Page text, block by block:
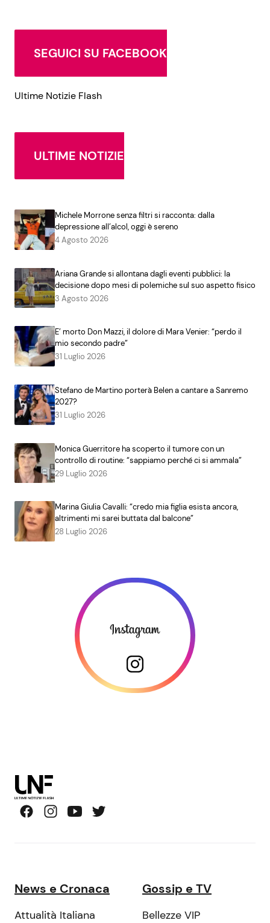
SEGUICI SU FACEBOOK
Ultime Notizie Flash
ULTIME NOTIZIE
Michele Morrone senza filtri si racconta: dalla
depressione all’alcol, oggi è sereno
4 Agosto 2026
Ariana Grande si allontana dagli eventi pubblici: la
decisione dopo mesi di polemiche sul suo aspetto fisico
3 Agosto 2026
E’ morto Don Mazzi, il dolore di Mara Venier: “perdo il
mio secondo padre”
31 Luglio 2026
Stefano de Martino porterà Belen a cantare a Sanremo
2027?
31 Luglio 2026
Monica Guerritore ha scoperto il tumore con un
controllo di routine: “sappiamo perché ci si ammala”
29 Luglio 2026
Marina Giulia Cavalli: “credo mia figlia esista ancora,
altrimenti mi sarei buttata dal balcone”
28 Luglio 2026
News e Cronaca
Attualità Italiana
Gossip e TV
Bellezze VIP